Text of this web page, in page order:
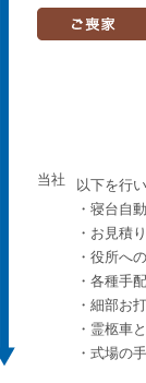
当社
以下を行い
・寝台自
・お見積り
・役所へ
・各種手配
・細部お
・霊柩車
・式場の